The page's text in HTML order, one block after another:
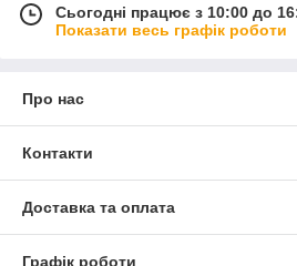
Сьогодні працює з 10:00 до
Показати весь графік роботи
Про нас
Контакти
Доставка та оплата
Графік роботи